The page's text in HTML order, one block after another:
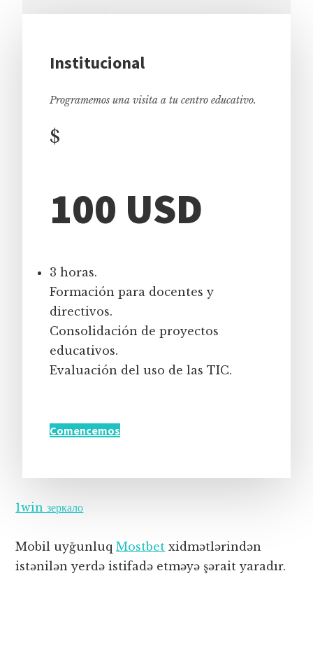
Institucional
Programemos una visita a tu centro educativo.
$
100 USD
3 horas.
Formación para docentes y
directivos.
Consolidación de proyectos
educativos.
Evaluación del uso de las TIC.
Comencemos
1win зеркало
Mobil uyğunluqMostbet xidmətlərindən
istənilən yerdə istifadə etməyə şərait yaradır.